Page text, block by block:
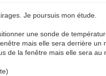
Je poursuis mon étude.
une sonde de
mais elle sera derrière un
de la fenêtre mais elle sera